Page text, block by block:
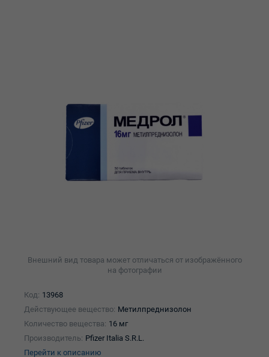
Внешний вид товара может отличаться от изображённого
на фотографии
Код: 13968
Действующее вещество: Метилпреднизолон
Количество вещества: 16 мг
Производитель: Pfizer Italia S.R.L.
Перейти к описанию